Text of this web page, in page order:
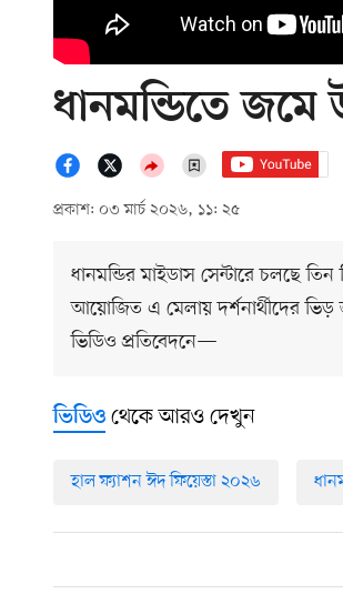
ধানমন্ডিতে জমে
প্রকাশ: ০৩ মার্চ ২০২৬, ১১: ২৫
ধানমন্ডির মাইডাস সেন্টারে চলছে
আয়োজিত এ মেলায় দর্শনার্থীদের
ভিডিও প্রতিবেদনে—
ভিডিও থেকে আরও দেখুন
হাল ফ্যাশন ঈদ ফিয়েস্তা ২০২৬